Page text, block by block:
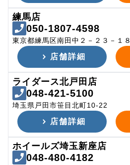
練馬店
050-1807-4598
東京都練馬区南田中２－２３－１８
店舗詳細
ライダース北戸田店
048-421-5100
埼玉県戸田市笹目北町10-22
店舗詳細
ホイールズ埼玉新座店
048-480-4182